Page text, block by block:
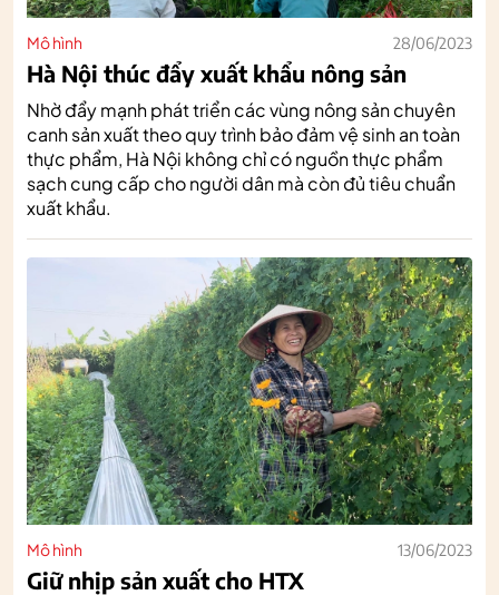
Mô hình 28/06/2023
Hà Nội thúc đẩy xuất khẩu nông sản
Nhờ đẩy mạnh phát triển các vùng nông sản chuyên
canh sản xuất theo quy trình bảo đảm vệ sinh an toàn
thực phẩm, Hà Nội không chỉ có nguồn thực phẩm
sạch cung cấp cho người dân mà còn đủ tiêu chuẩn
xuất khẩu.
Mô hình 13/06/2023
Giữ nhịp sản xuất cho HTX